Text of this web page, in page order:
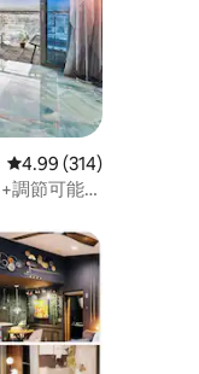
レビュー314件、5つ
4.99 (314)
調節可能な